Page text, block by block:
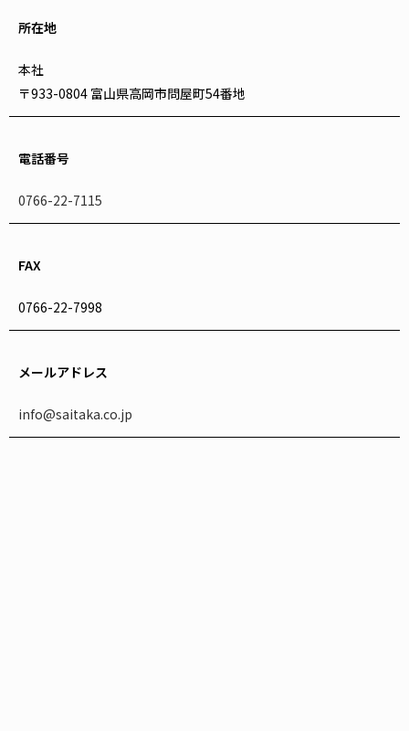
所在地
本社
〒933-0804 富山県高岡市問屋町54番地
電話番号
0766-22-7115
FAX
0766-22-7998
メールアドレス
info@saitaka.co.jp